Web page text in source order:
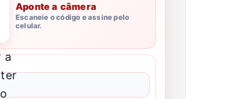
Aponte a câmera
Escaneie o código e assine pelo
celular.